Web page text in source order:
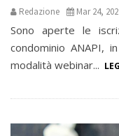
Redazione Mar 24,
Sono aperte le
condominio ANAPI,
modalità webinar...